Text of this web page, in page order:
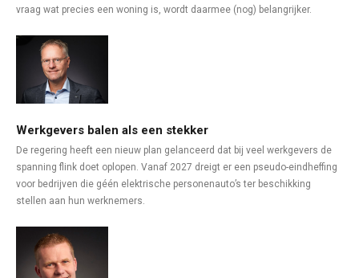
vraag wat precies een woning is, wordt daarmee (nog) belangrijker.
Werkgevers balen als een stekker
De regering heeft een nieuw plan gelanceerd dat bij veel werkgevers de
spanning flink doet oplopen. Vanaf 2027 dreigt er een pseudo-eindheffing
voor bedrijven die géén elektrische personenauto’s ter beschikking
stellen aan hun werknemers.